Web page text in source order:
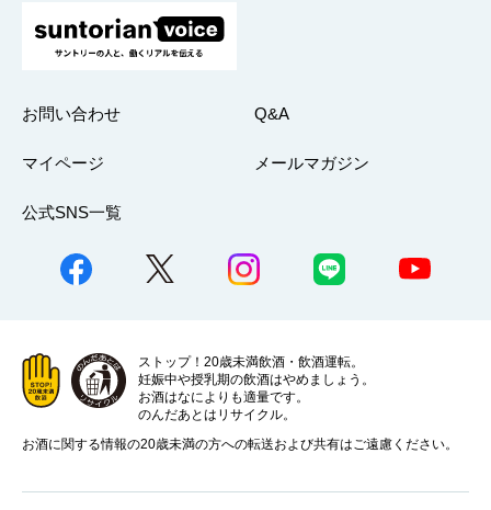
お問い合わせ Q&A
マイページ メールマガジン
公式SNS一覧
ストップ！20歳未満飲酒・飲酒運転。
妊娠中や授乳期の飲酒はやめましょう。
お酒はなによりも適量です。
のんだあとはリサイクル。
お酒に関する情報の20歳未満の方への転送および共有はご遠慮ください。